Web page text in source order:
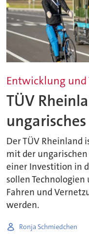
Entwicklung und
TÜV
Der TÜV Rheinland
mit der
einer Investition in
sollen
Fahren und
werden.
Ronja Schmiedchen